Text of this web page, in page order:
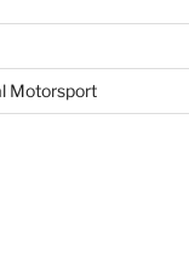
Motorsport